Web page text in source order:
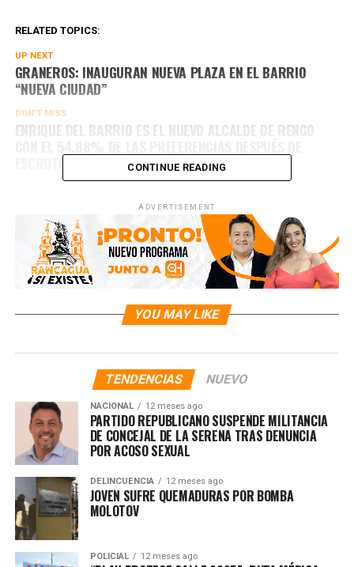
RELATED TOPICS:
UP NEXT
GRANEROS: INAUGURAN NUEVA PLAZA EN EL BARRIO
“NUEVA CIUDAD”
DON'T MISS
ENRIQUE DEL BARRIO ES EL NUEVO ALCALDE DE RENGO
ESCRUTAR EL 51.11% DE LAS MESAS
CONTINUE READING
ADVERTISEMENT
YOU MAY LIKE
TENDENCIAS NUEVO
NACIONAL 12 meses ago
PARTIDO REPUBLICANO SUSPENDE MILITANCIA
DE CONCEJAL DE LA SERENA TRAS DENUNCIA
POR ACOSO SEXUAL
DELINCUENCIA 12 meses ago
JOVEN SUFRE QUEMADURAS POR BOMBA
MOLOTOV
POLICIAL 12 meses ago